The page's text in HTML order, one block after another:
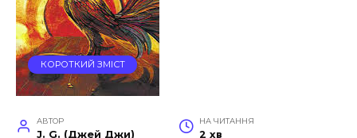
КОРОТКИЙ ЗМІСТ
АВТОР
J. G. (Джей Джи)
НА ЧИТАННЯ
2 хв